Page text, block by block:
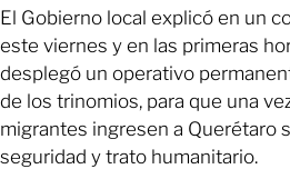
El Gobierno local explicó en un
este viernes y en las primeras
desplegó un operativo
de los trinomios, para que una
migrantes ingresen a Querétaro
seguridad y trato humanitario.